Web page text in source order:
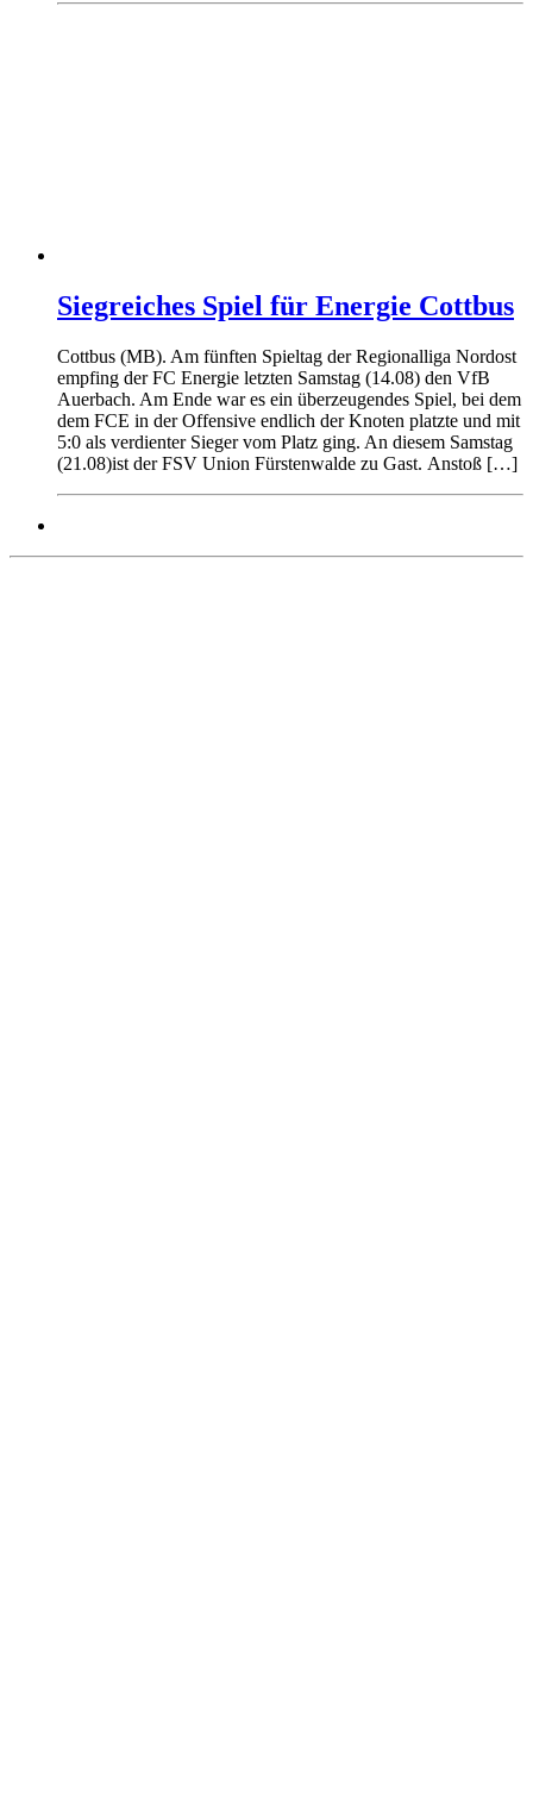
Siegreiches Spiel für Energie Cottbus
Cottbus (MB). Am fünften Spieltag der Regionalliga Nordost
empfing der FC Energie letzten Samstag (14.08) den VfB
Auerbach. Am Ende war es ein überzeugendes Spiel, bei dem
dem FCE in der Offensive endlich der Knoten platzte und mit
5:0 als verdienter Sieger vom Platz ging. An diesem Samstag
(21.08)ist der FSV Union Fürstenwalde zu Gast. Anstoß […]